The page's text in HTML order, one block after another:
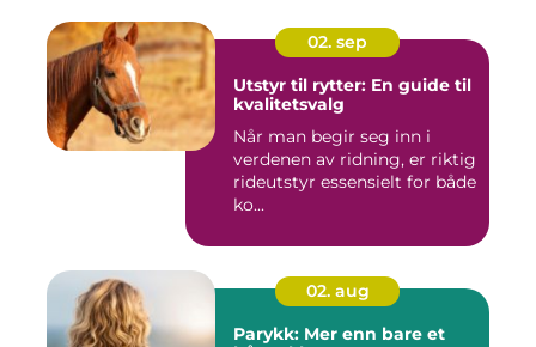
02. sep
Utstyr til rytter: En guide til
kvalitetsvalg
Når man begir seg inn i
verdenen av ridning, er riktig
rideutstyr essensielt for både
ko...
02. aug
Parykk: Mer enn bare et